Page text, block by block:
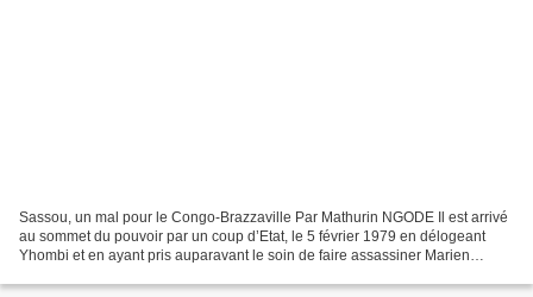
Sassou, un mal pour le Congo-Brazzaville Par Mathurin NGODE Il est arrivé
au sommet du pouvoir par un coup d’Etat, le 5 février 1979 en délogeant
Yhombi et en ayant pris auparavant le soin de faire assassiner Marien